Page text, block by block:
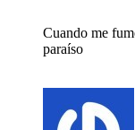
Cuando me
paraíso